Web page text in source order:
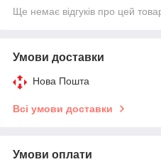
Ще немає відгуків про цей
Умови доставки
Нова Пошта
Всі умови доставки
Умови оплати